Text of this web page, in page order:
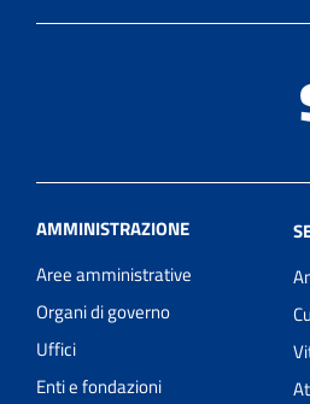
AMMINISTRAZIONE
Aree amministrative
Organi di governo
Uffici
Enti e fondazioni